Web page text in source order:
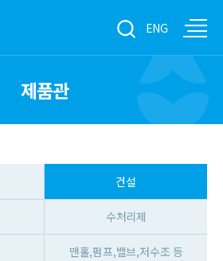
ENG
제품관
건설
수처리제
맨홀,펌프,밸브,저수조 등